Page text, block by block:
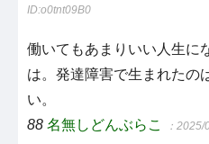
ID:o0tnt09B0
働いてもあまりいい人生に
は。発達障害で生まれたの
い。
88 名無しどんぶらこ ：